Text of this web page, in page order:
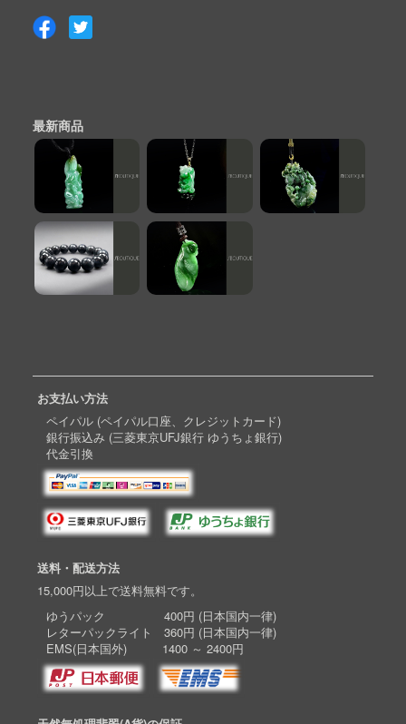
最新商品
お支払い方法
ペイパル (ペイパル口座、クレジットカード)
銀行振込み (三菱東京UFJ銀行 ゆうちょ銀行)
代金引換
送料・配送方法
15,000円以上で送料無料です。
ゆうパック 400円 (日本国内一律)
レターパックライト 360円 (日本国内一律)
EMS(日本国外) 1400 ～ 2400円